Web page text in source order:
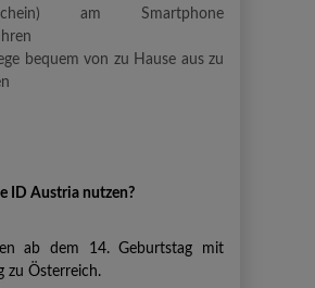
am Smartphone
bequem von zu Hause aus zu
ID Austria nutzen?
ab dem 14. Geburtstag mit
zu Österreich.